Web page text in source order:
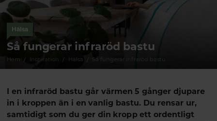
Hälsa
Så fungerar infraröd bastu
Hem Inspiration Hälsa Så fungerar infraröd bastu
I en infraröd bastu går värmen 5 gånger djupare
in i kroppen än i en vanlig bastu. Du rensar ur,
samtidigt som du ger din kropp ett ordentligt